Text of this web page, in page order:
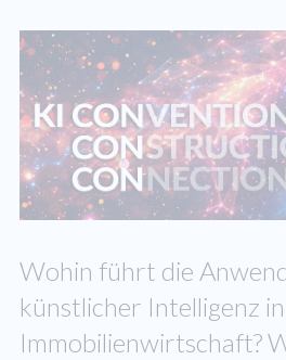
Wohin führt die
künstlicher Intelligenz
Immobilienwirtschaft?